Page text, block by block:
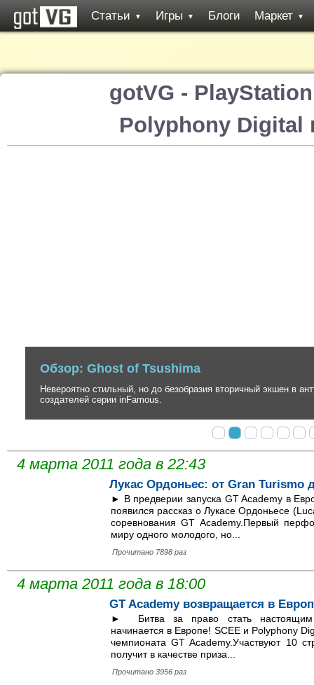
Статьи ▼ Игры ▼ Блоги Маркет ▼
gotVG -
Polyphony Digital
Обзор: Ghost of Tsushima
Невероятно стильный, но до безобразия вторичный экшен в
создателей серии inFamous.
4 марта 2011 года в 22:43
Лукас Ордоньес: от Gran Turismo
► В предверии запуска GT Academy в
появился рассказ о Лукасе Ордоньесе
соревнования GT Academy.Первый
миру одного молодого, но...
Прочитано 7898 раз
4 марта 2011 года в 18:00
GT Academy возвращается в
► Битва за право стать настоящим
начинается в Европе! SCEE и Polyphony
чемпионата GT Academy.Участвуют 10
получит в качестве приза...
Прочитано 3956 раз